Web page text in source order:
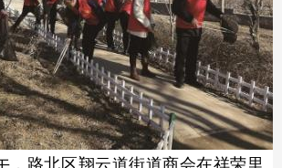
路北区翔云道街道商会在祥荣里